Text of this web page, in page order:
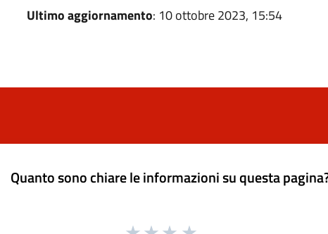
Ultimo aggiornamento: 10 ottobre 2023, 15:54
Quanto sono chiare le informazioni su questa